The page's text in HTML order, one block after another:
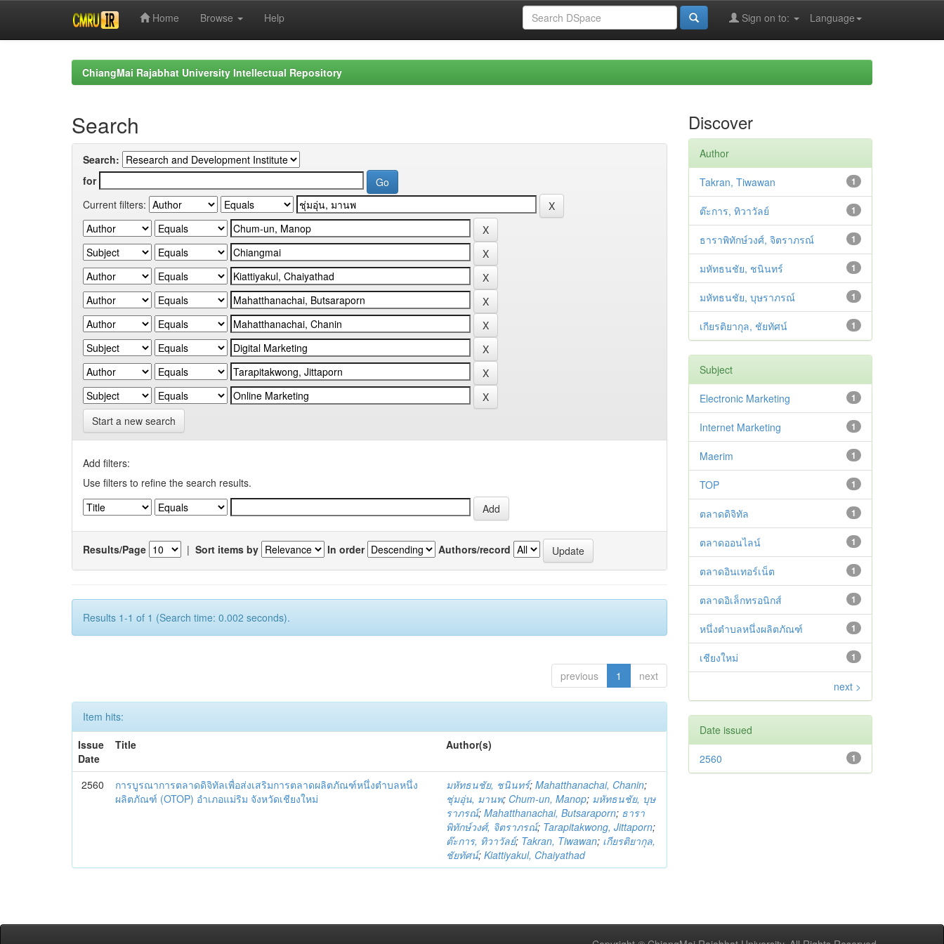
Home Browse Help Language
Sign on to:
ChiangMai Rajabhat University Intellectual Repository
Search
Search:
for
Current filters:
Start a new search
Add filters:
Use filters to refine the search results.
Results/Page | Sort items by In order Authors/record
Results 1-1 of 1 (Search time: 0.002 seconds).
previous 1 next
Item hits:
Issue
Date
Title Author(s)
2560
การบูรณาการตลาดดิจิทัลเพื่อส่งเสริมการตลาดผลิตภัณฑ์หนึ่งตำบลหนึ่ง
ผลิตภัณฑ์ (OTOP) อำเภอแม่ริม จังหวัดเชียงใหม่
มหัทธนชัย, ชนินทร์;Mahatthanachai, Chanin;
ชุ่มอุ่น, มานพ; Chum-un, Manop; มหัทธนชัย, บุษ
ราภรณ์;Mahatthanachai, Butsaraporn; ธารา
พิทักษ์วงศ์, จิตราภรณ์; Tarapitakwong, Jittaporn;
ต๊ะการ, ทิวาวัลย์; Takran, Tiwawan; เกียรติยากุล,
ชัยทัศน์;Kiattiyakul, Chaiyathad
Discover
Author
1
Takran, Tiwawan
1
ต๊ะการ, ทิวาวัลย์
1
ธาราพิทักษ์วงศ์, จิตราภรณ์
1
มหัทธนชัย, ชนินทร์
1
มหัทธนชัย, บุษราภรณ์
1
เกียรติยากุล, ชัยทัศน์
Subject
1
Electronic Marketing
1
Internet Marketing
1
Maerim
1
TOP
1
ตลาดดิจิทัล
1
ตลาดออนไลน์
1
ตลาดอินเทอร์เน็ต
1
ตลาดอิเล็กทรอนิกส์
1
หนึ่งตำบลหนึ่งผลิตภัณฑ์
1
เชียงใหม่
next >
Date issued
1
2560